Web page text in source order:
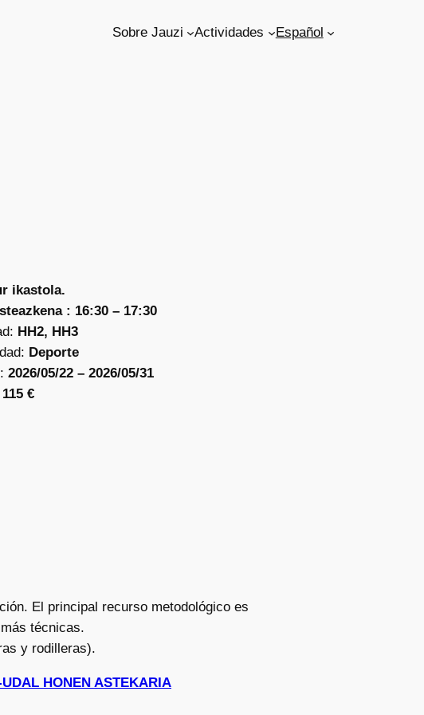
Sobre Jauzi Actividades Español
ikastola.
: 16:30 – 17:30
HH2, HH3
Deporte
2026/05/22 – 2026/05/31
115 €
El principal recurso metodológico es
técnicas.
y rodilleras).
HONEN ASTEKARIA